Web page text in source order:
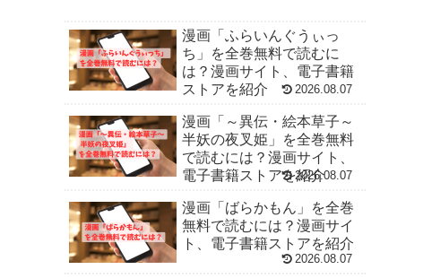
漫画「ふらいんぐうぃっ
ち」を全巻無料で読むに
は？漫画サイト、電子書籍
ストアを紹介
2026.08.07
漫画「～異伝・絵本草子～
半妖の夜叉姫」を全巻無料
で読むには？漫画サイト、
電子書籍ストアを紹介2026.08.07
漫画「ばらかもん」を全巻
無料で読むには？漫画サイ
ト、電子書籍ストアを紹介
2026.08.07